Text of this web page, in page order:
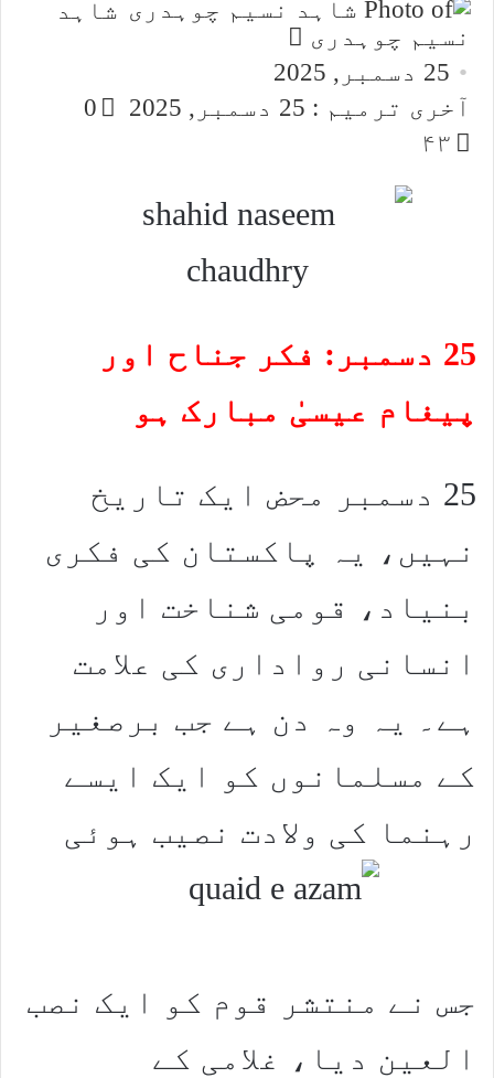
شاہد
نسیم چوہدری
an
email
25 دسمبر, 2025
آخری ترمیم : 25 دسمبر, 2025
0
۴۳
25 دسمبر: فکر جناح اور
پیغام عیسیٰ مبارک ہو
25 دسمبر محض ایک تاریخ
نہیں، یہ پاکستان کی فکری
بنیاد، قومی شناخت اور
انسانی رواداری کی علامت
ہے۔ یہ وہ دن ہے جب برصغیر
کے مسلمانوں کو ایک ایسے
رہنما کی ولادت نصیب ہوئی
جس نے منتشر قوم کو ایک نصب
العین دیا، غلامی کے